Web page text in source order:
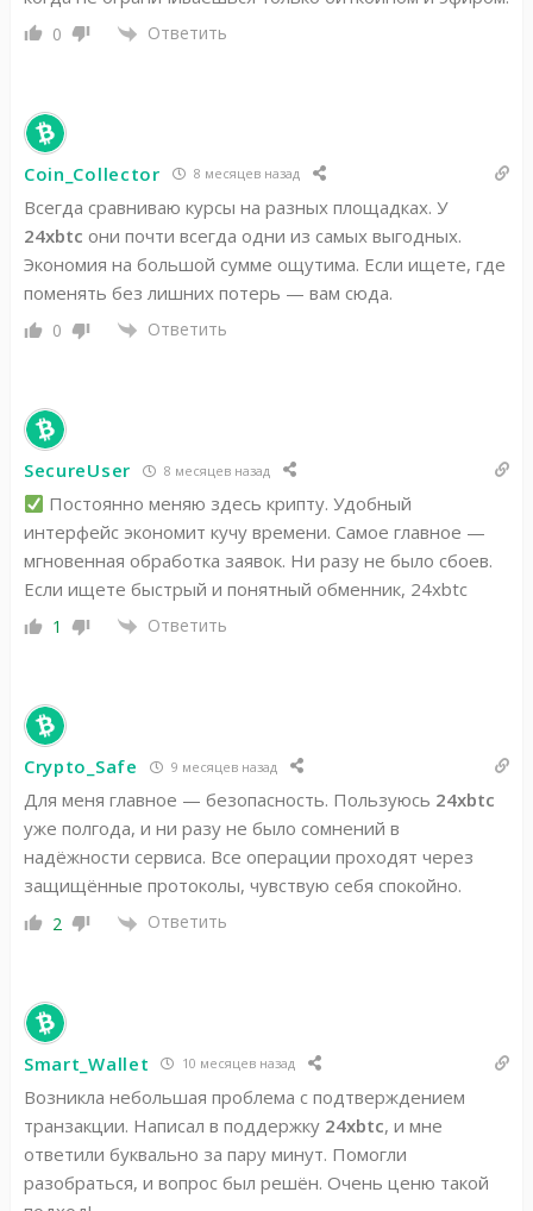
0 Ответить
Coin_Collector 8 месяцев назад
Всегда сравниваю курсы на разных площадках. У
24xbtc они почти всегда одни из самых выгодных.
Экономия на большой сумме ощутима. Если ищете, где
поменять без лишних потерь — вам сюда.
0 Ответить
SecureUser 8 месяцев назад
Постоянно меняю здесь крипту. Удобный
интерфейс экономит кучу времени. Самое главное —
мгновенная обработка заявок. Ни разу не было сбоев.
Если ищете быстрый и понятный обменник, 24xbtc
1 Ответить
Crypto_Safe 9 месяцев назад
Для меня главное — безопасность. Пользуюсь 24xbtc
уже полгода, и ни разу не было сомнений в
надёжности сервиса. Все операции проходят через
защищённые протоколы, чувствую себя спокойно.
2 Ответить
Smart_Wallet 10 месяцев назад
Возникла небольшая проблема с подтверждением
транзакции. Написал в поддержку 24xbtc, и мне
ответили буквально за пару минут. Помогли
разобраться, и вопрос был решён. Очень ценю такой